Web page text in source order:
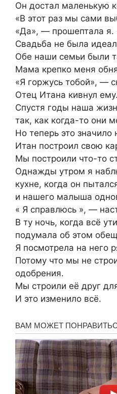
Он достал маленькую
«В этот раз мы сами
«Да», — прошептала я.
Свадьба не была
Обе наши семьи были
Мама крепко меня
«Я горжусь тобой», —
Отец Итана кивнул ему.
Спустя годы наша
так, как когда-то они
Но теперь это значило
Итан построил свою
Мы построили что-то
Однажды утром я
кухне, когда он
и нашего малыша
« Я справлюсь », —
В ту ночь, когда всё
подумала об этом
Я посмотрела на него
Потому что мы не
одобрения.
Мы строили её друг
И это изменило всё.